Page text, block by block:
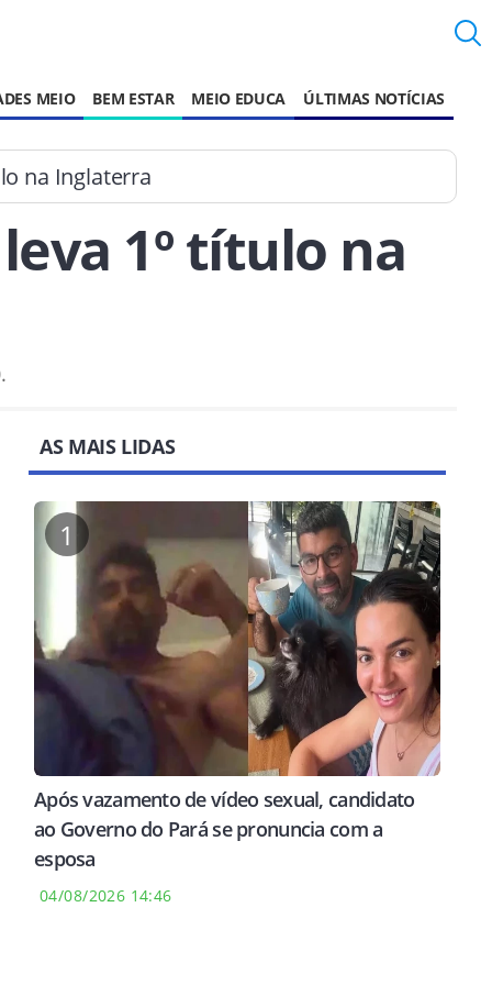
MEIO BEM ESTAR MEIO EDUCA ÚLTIMAS NOTÍCIAS
na Inglaterra
1º título na
AS MAIS LIDAS
1
Após vazamento de vídeo sexual, candidato
ao Governo do Pará se pronuncia com a
esposa
04/08/2026 14:46